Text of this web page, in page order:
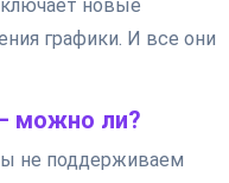
новые
графики. И все они
можно ли?
не поддерживаем